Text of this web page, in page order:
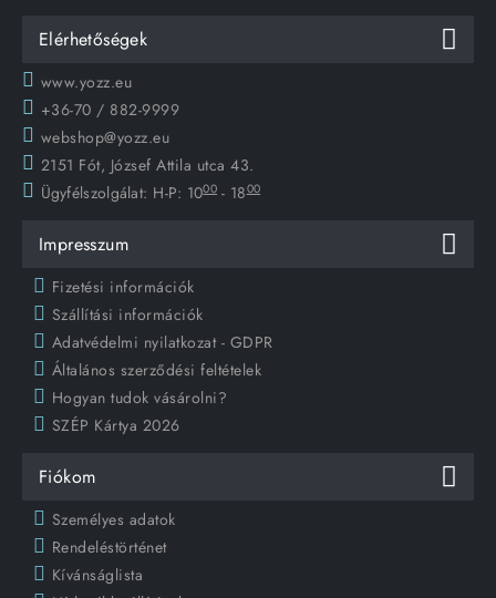
Elérhetőségek
www.yozz.eu
+36-70 / 882-9999
webshop@yozz.eu
2151 Fót, József Attila utca 43.
Ügyfélszolgálat: H-P: 1000 - 1800
Impresszum
Fizetési információk
Szállítási információk
Adatvédelmi nyilatkozat - GDPR
Általános szerződési feltételek
Hogyan tudok vásárolni?
SZÉP Kártya 2026
Fiókom
Személyes adatok
Rendeléstörténet
Kívánságlista